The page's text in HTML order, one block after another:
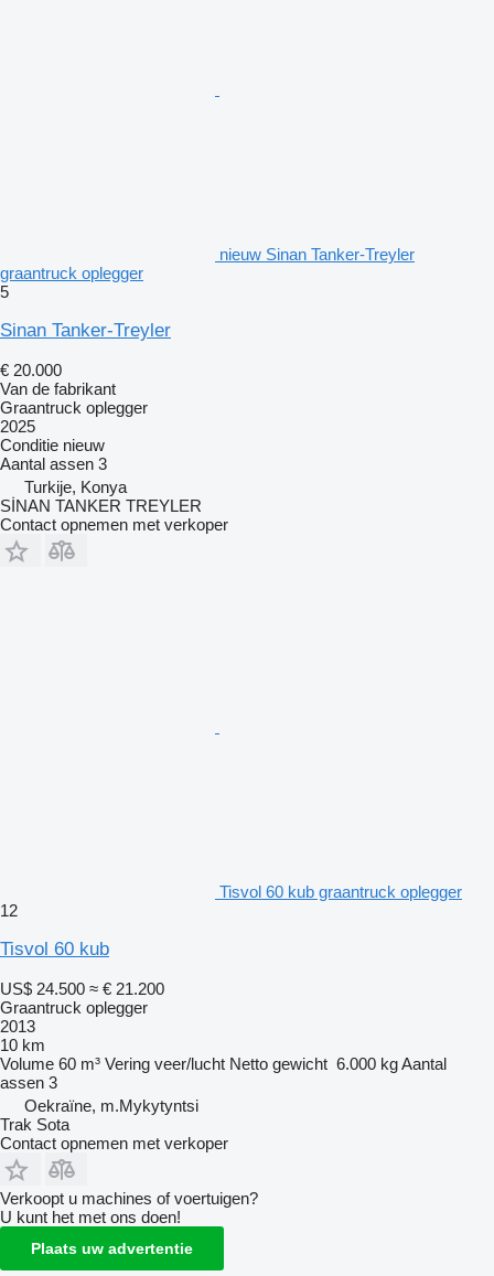
nieuw Sinan Tanker-Treyler
graantruck oplegger
5
Sinan Tanker-Treyler
€ 20.000
Van de fabrikant
Graantruck oplegger
2025
Conditie nieuw
Aantal assen 3
Turkije, Konya
SİNAN TANKER TREYLER
Contact opnemen met verkoper
Tisvol 60 kub graantruck oplegger
12
Tisvol 60 kub
US$ 24.500 ≈ € 21.200
Graantruck oplegger
2013
10 km
Volume 60 m³ Vering veer/lucht Netto gewicht 6.000 kgAantal
assen 3
Oekraïne, m.Mykytyntsi
Trak Sota
Contact opnemen met verkoper
Verkoopt u machines of voertuigen?
U kunt het met ons doen!
Plaats uw advertentie